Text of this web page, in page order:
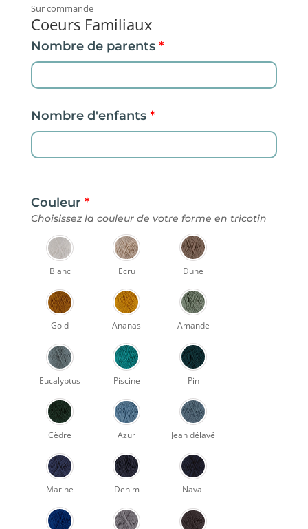
Sur commande
Coeurs Familiaux
Nombre de parents *
Nombre d'enfants *
Couleur *
Choisissez la couleur de votre forme en tricotin
Blanc Ecru Dune
Gold Ananas Amande
Eucalyptus Piscine Pin
Cèdre Azur Jean délavé
Marine Denim Naval